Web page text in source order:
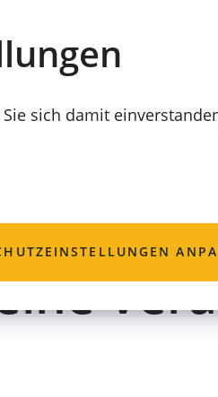
sich damit